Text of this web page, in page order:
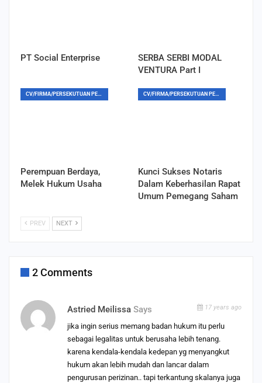
PT Social Enterprise
SERBA SERBI MODAL
VENTURA Part I
CV/FIRMA/PERSEKUTUAN PERDATA
Perempuan Berdaya,
Melek Hukum Usaha
CV/FIRMA/PERSEKUTUAN PERDATA
Kunci Sukses Notaris
Dalam Keberhasilan Rapat
Umum Pemegang Saham
PREV NEXT
2 Comments
Astried Meilissa Says 17 years ago
jika ingin serius memang badan hukum itu perlu
sebagai legalitas untuk berusaha lebih tenang.
karena kendala-kendala kedepan yg menyangkut
hukum akan lebih mudah dan lancar dalam
pengurusan perizinan.. tapi terkantung skalanya juga